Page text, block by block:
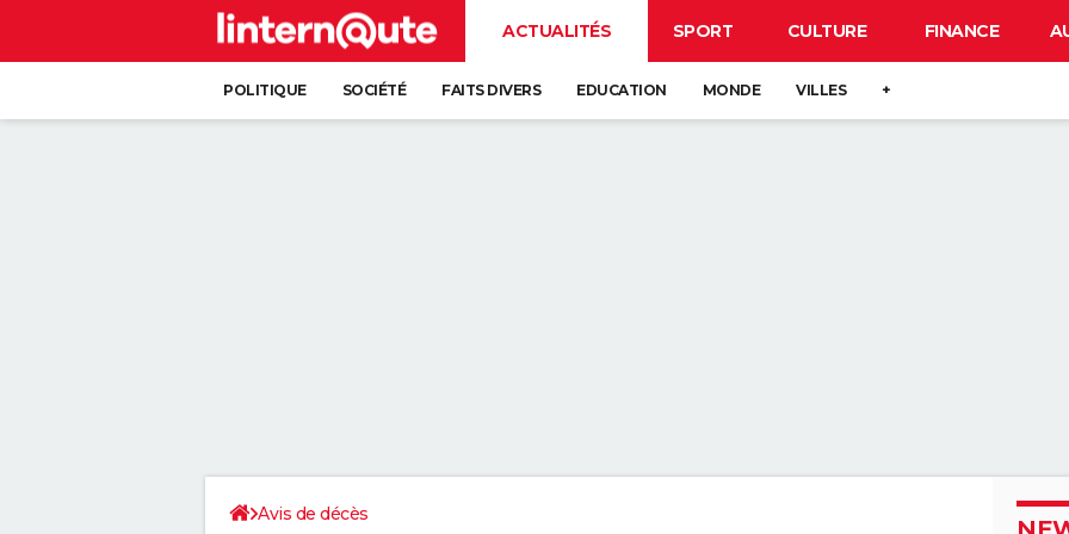
ACTUALITÉS SPORT CULTURE FINANCE
POLITIQUE SOCIÉTÉ FAITS DIVERS EDUCATION MONDE VILLES +
Avis de décès